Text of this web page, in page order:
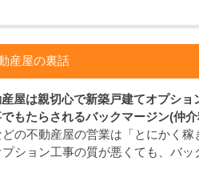
産屋の裏話
屋は親切心で新築戸建てオプシ
もたらされるバックマージン(仲
の不動産屋の営業は「とにかく
ション工事の質が悪くても、バ